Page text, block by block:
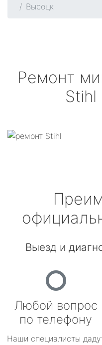
Высоцк
Ремонт
Stihl
Выезд и
Любой вопрос
по телефону
Наши специалисты